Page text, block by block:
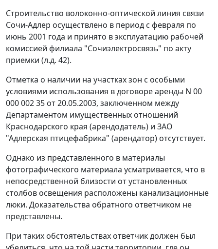
Строительство волоконно-оптической линия связи
Сочи-Адлер осуществлено в период с февраля по
июнь 2001 года и принято в эксплуатацию рабочей
комиссией филиала "Сочиэлектросвязь" по акту
приемки (л.д. 42).
Отметка о наличии на участках зон с особыми
условиями использования в договоре аренды N 00
000 002 35 от 20.05.2003, заключенном между
Департаментом имущественных отношений
Краснодарского края (арендодатель) и ЗАО
"Адлерская птицефабрика" (арендатор) отсутствует.
Однако из представленного в материалы
фотографического материала усматривается, что в
непосредственной близости от установленных
столбов освещения расположены канализационные
люки. Доказательства обратного ответчиком не
представлены.
При таких обстоятельствах ответчик должен был